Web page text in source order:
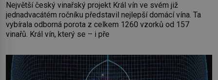
Největší český vinařský projekt Král vín ve svém již
jednadvacátém ročníku představil nejlepší domácí vína. Ta
vybírala odborná porota z celkem 1260 vzorků od 157
vinařů. Král vín, který se – i pře